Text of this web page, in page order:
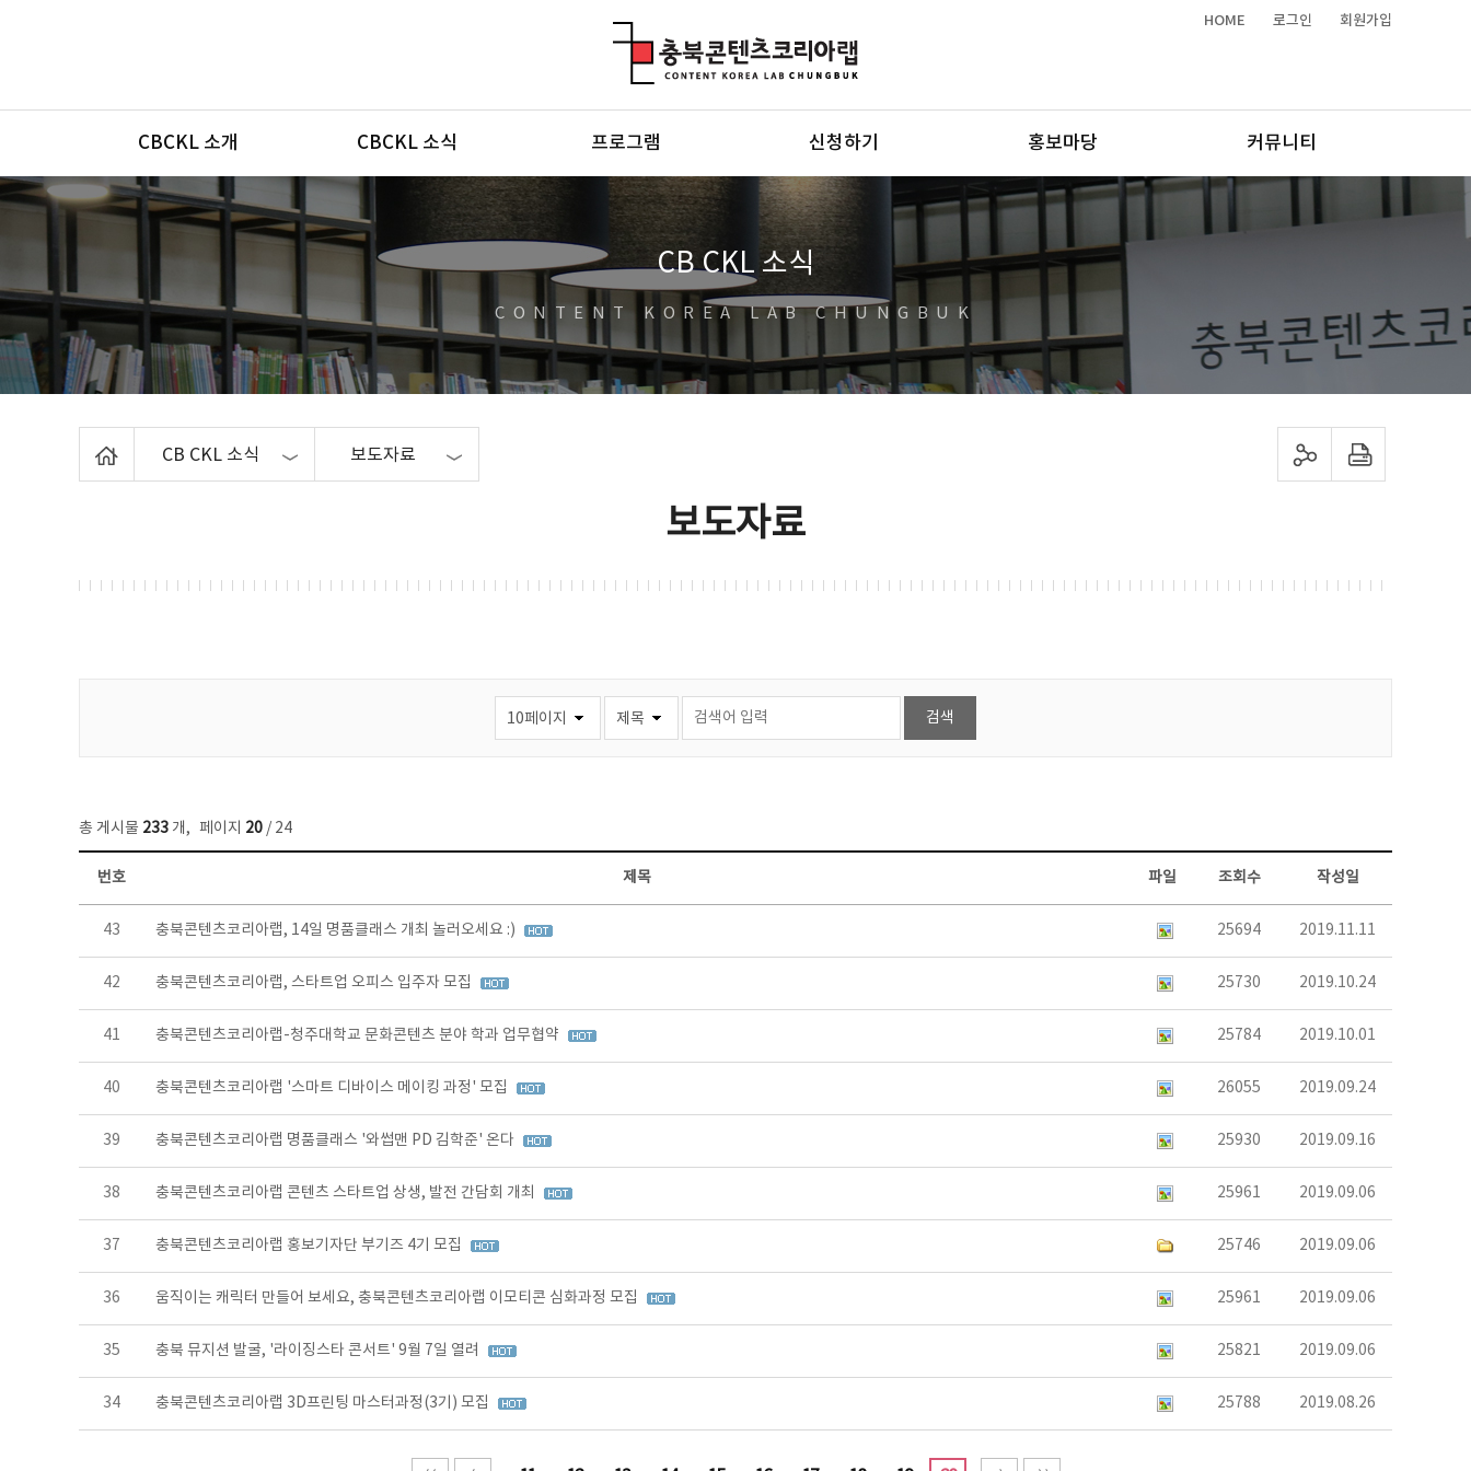
HOME 로그인 회원가입
메뉴
CBCKL 소개 CBCKL 소식 프로그램 신청하기 홍보마당 커뮤니티
CB CKL 소식
CONTENT KOREA LAB CHUNGBUK
CB CKL 소식 보도자료 sns 공유하기 프린트하기
보도자료
총 게시물 233 개, 페이지 20 / 24
보도자료 목록 - 번호, 제목, 작성자, 파일, 조회수, 작성일 정보 제공
번호 제목 파일 조회수 작성일
43 충북콘텐츠코리아랩, 14일 명품클래스 개최 놀러오세요 :) 25694 2019.11.11
42 충북콘텐츠코리아랩, 스타트업 오피스 입주자 모집 25730 2019.10.24
41 충북콘텐츠코리아랩-청주대학교 문화콘텐츠 분야 학과 업무협약 25784 2019.10.01
40 충북콘텐츠코리아랩 '스마트 디바이스 메이킹 과정' 모집 26055 2019.09.24
39 충북콘텐츠코리아랩 명품클래스 '와썹맨 PD 김학준' 온다 25930 2019.09.16
38 충북콘텐츠코리아랩 콘텐츠 스타트업 상생, 발전 간담회 개최 25961 2019.09.06
37 충북콘텐츠코리아랩 홍보기자단 부기즈 4기 모집 25746 2019.09.06
36 움직이는 캐릭터 만들어 보세요, 충북콘텐츠코리아랩 이모티콘 심화과정 모집 25961 2019.09.06
35 충북 뮤지션 발굴, '라이징스타 콘서트' 9월 7일 열려 25821 2019.09.06
34 충북콘텐츠코리아랩 3D프린팅 마스터과정(3기) 모집 25788 2019.08.26